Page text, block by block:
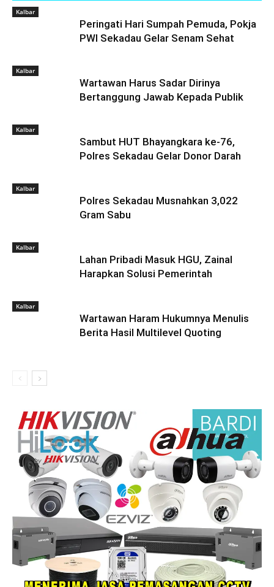
Kalbar
Peringati Hari Sumpah Pemuda, Pokja
PWI Sekadau Gelar Senam Sehat
Kalbar
Wartawan Harus Sadar Dirinya
Bertanggung Jawab Kepada Publik
Kalbar
Sambut HUT Bhayangkara ke-76,
Polres Sekadau Gelar Donor Darah
Kalbar
Polres Sekadau Musnahkan 3,022
Gram Sabu
Kalbar
Lahan Pribadi Masuk HGU, Zainal
Harapkan Solusi Pemerintah
Kalbar
Wartawan Haram Hukumnya Menulis
Berita Hasil Multilevel Quoting